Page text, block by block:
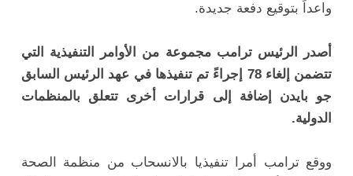
واعداً بتوقيع دفعة جديدة.
أصدر الرئيس ترامب مجموعة من الأوامر التنفيذية التي
تتضمن إلغاء 78 إجراءً تم تنفيذها في عهد الرئيس السابق
جو بايدن إضافة إلى قرارات أخرى تتعلق بالمنظمات
الدولية.
ووقع ترامب أمرا تنفيذيا بالانسحاب من منظمة الصحة